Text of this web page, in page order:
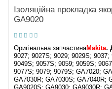
Ізоляційна прокладка
GA9020
Оригінальна запчастинаMakita.
9027; 9027S; 9029; 9029S;
9049S; 9057S; 9059; 9059S;
9077S; 9079; 9079S; GA7020;
GA7030R; GA7030S; GA7040R;
GA9020S; GA9030; GA9030R;